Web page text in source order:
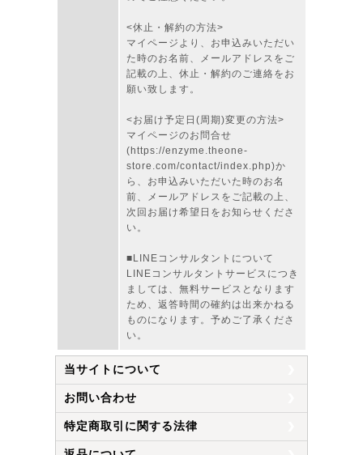
<休止・解約の方法>
マイページより、お申込みいただい
た時のお名前、メールアドレスをご
記載の上、休止・解約のご連絡をお
願い致します。
<お届け予定日(周期)変更の方法>
マイページのお問合せ
(https://enzyme.theone-
store.com/contact/index.php)か
ら、お申込みいただいた時のお名
前、メールアドレスをご記載の上、
次回お届け希望日をお知らせくださ
い。
■LINEコンサルタントについて
LINEコンサルタントサービスにつき
ましては、無料サービスとなります
ため、返答時間の確約は出来かねる
ものになります。予めご了承くださ
い。
当サイトについて
お問い合わせ
特定商取引に関する法律